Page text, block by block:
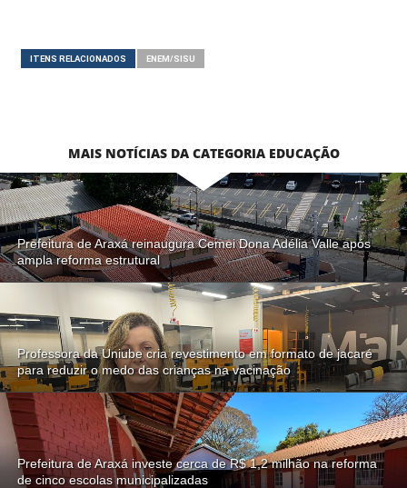
ITENS RELACIONADOS ENEM/SISU
MAIS NOTÍCIAS DA CATEGORIA EDUCAÇÃO
Prefeitura de Araxá reinaugura Cemei Dona Adélia Valle após
ampla reforma estrutural
Professora da Uniube cria revestimento em formato de jacaré
para reduzir o medo das crianças na vacinação
Prefeitura de Araxá investe cerca de R$ 1,2 milhão na reforma
de cinco escolas municipalizadas